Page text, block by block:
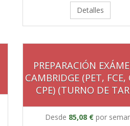
Detalles
PREPARACIÓN
CAMBRIDGE (PET, FCE,
CPE) (TURNO DE
Desde 85,08 €por